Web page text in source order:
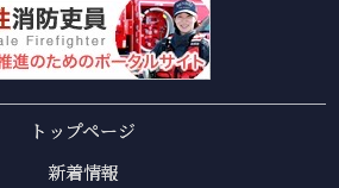
トップページ
新着情報